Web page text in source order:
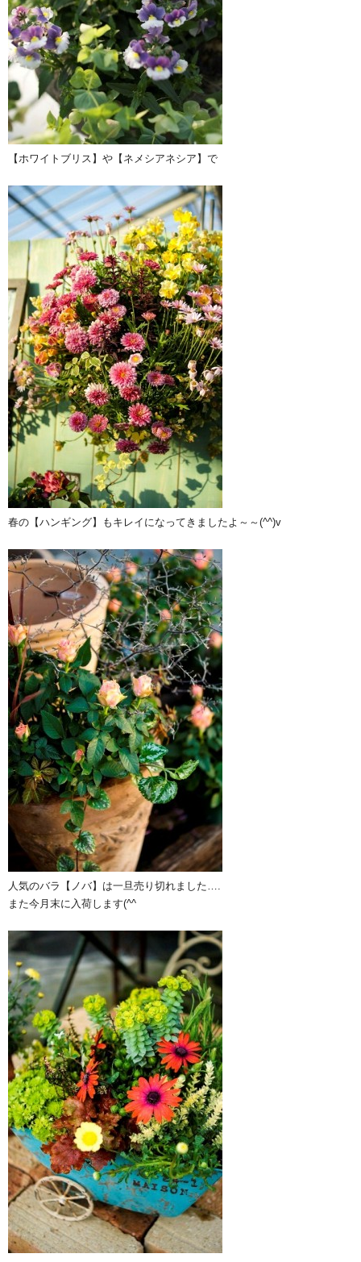
【ホワイトブリス】や【ネメシアネシア】で
春の【ハンギング】もキレイになってきましたよ～～(^^)v
人気のバラ【ノバ】は一旦売り切れました….
また今月末に入荷します(^^ゞ